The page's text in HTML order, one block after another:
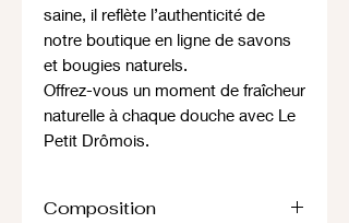
saine, il reflète l’authenticité de
notre boutique en ligne de savons
et bougies naturels.
Offrez-vous un moment de fraîcheur
naturelle à chaque douche avec Le
Petit Drômois.
Composition